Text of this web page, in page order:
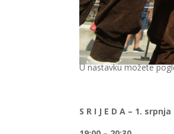
U nastavku možete
S R I J E D A – 1. srpnja